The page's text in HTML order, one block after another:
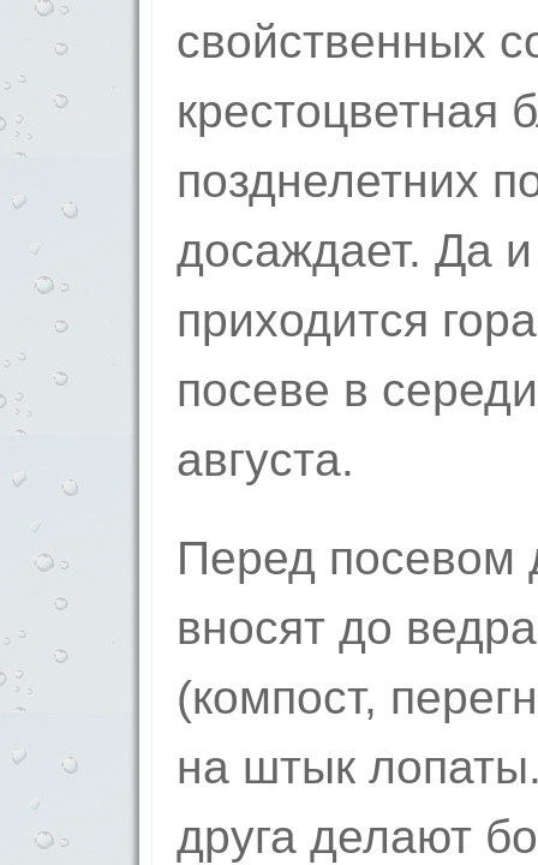
свойственных
крестоцветная
позднелетних
досаждает. Да
приходится
посеве в
августа.
Перед посевом
вносят до
(компост,
на штык
друга делают